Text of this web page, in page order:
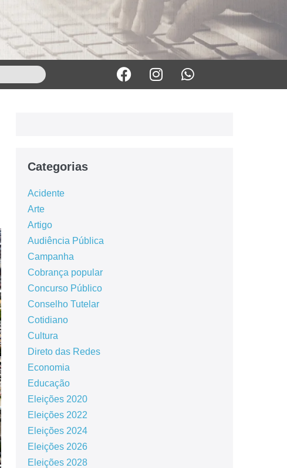
Categorias
Acidente
Arte
Artigo
Audiência Pública
Campanha
Cobrança popular
Concurso Público
Conselho Tutelar
Cotidiano
Cultura
Direto das Redes
Economia
Educação
Eleições 2020
Eleições 2022
Eleições 2024
Eleições 2026
Eleições 2028